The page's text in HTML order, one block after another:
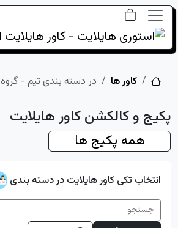
خانهکاور ها در دسته بندی تیم - گروه
پکیج و کالکشن کاور هایلایت
همه پکیج ها
انتخاب تکی کاور هایلایت در دسته بندی